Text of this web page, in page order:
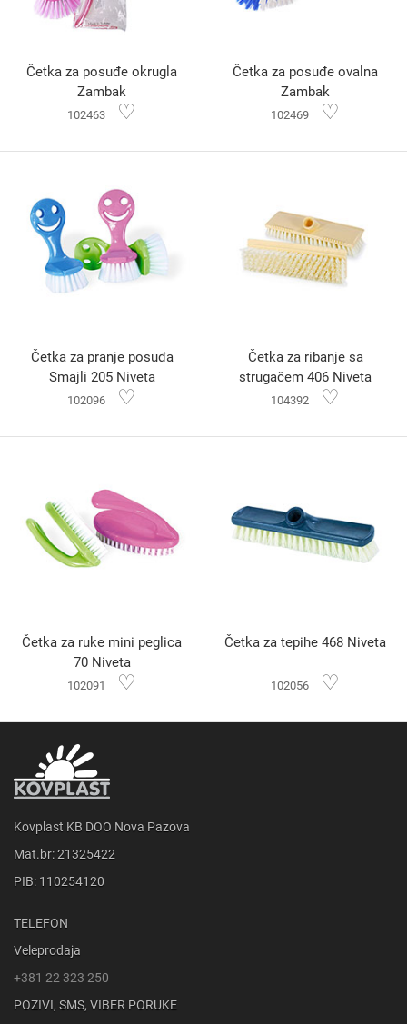
Četka za posuđe okrugla
Zambak
102463 ♡
Četka za posuđe ovalna
Zambak
102469 ♡
Četka za pranje posuđa
Smajli 205 Niveta
102096 ♡
Četka za ribanje sa
strugačem 406 Niveta
104392 ♡
Četka za ruke mini peglica
70 Niveta
102091 ♡
Četka za tepihe 468 Niveta
102056 ♡
Kovplast KB DOO Nova Pazova
Mat.br: 21325422
PIB: 110254120
TELEFON
Veleprodaja
+381 22 323 250
POZIVI, SMS, VIBER PORUKE